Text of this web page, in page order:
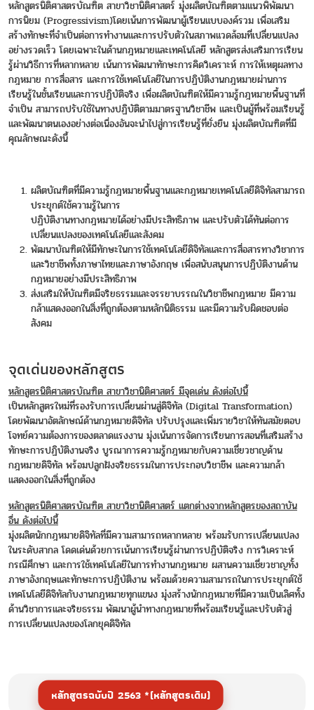
หลักสูตรนิติศาสตรบัณฑิต สาขาวิชานิติศาสตร์ มุ่งผลิตบัณฑิตตามแนวพิพัฒนา
การนิยม (Progressivism)โดยเน้นการพัฒนาผู้เรียนแบบองค์รวม เพื่อเสริม
สร้างทักษะที่จําเป็นต่อการทํางานและการปรับตัวในสภาพแวดล้อมที่เปลี่ยนแปลง
อย่างรวดเร็ว โดยเฉพาะในด้านกฎหมายและเทคโนโลยี หลักสูตรส่งเสริมการเรียน
รู้ผ่านวิธีการที่หลากหลาย เน้นการพัฒนาทักษะการคิดวิเคราะห์ การให้เหตุผลทาง
กฎหมาย การสื่อสาร และการใช้เทคโนโลยีในการปฏิบัติงานกฎหมายผ่านการ
เรียนรู้ในชั้นเรียนและการปฏิบัติจริง เพื่อผลิตบัณฑิตให้มีความรู้กฎหมายพื้นฐานที่
จําเป็น สามารถปรับใช้ในทางปฏิบัติตามมาตรฐานวิชาชีพ และเป็นผู้ที่พร้อมเรียนรู้
และพัฒนาตนเองอย่างต่อเนื่องอันจะนําไปสู่การเรียนรู้ที่ยั่งยืน มุ่งผลิตบัณฑิตที่มี
คุณลักษณะดังนี้
ผลิตบัณฑิตที่มีความรู้กฎหมายพื้นฐานและกฎหมายเทคโนโลยีดิจิทัลสามารถ
ประยุกต์ใช้ความรู้ในการ
ปฏิบัติงานทางกฎหมายได้อย่างมีประสิทธิภาพ และปรับตัวได้ทันต่อการ
เปลี่ยนแปลงของเทคโนโลยีและสังคม
พัฒนาบัณฑิตให้มีทักษะในการใช้เทคโนโลยีดิจิทัลและการสื่อสารทางวิชาการ
และวิชาชีพทั้งภาษาไทยและภาษาอังกฤษ เพื่อสนับสนุนการปฏิบัติงานด้าน
กฎหมายอย่างมีประสิทธิภาพ
ส่งเสริมให้บัณฑิตมีจริยธรรมและจรรยาบรรณในวิชาชีพกฎหมาย มีความ
กล้าแสดงออกในสิ่งที่ถูกต้องตามหลักนิติธรรม และมีความรับผิดชอบต่อ
สังคม
จุดเด่นของหลักสูตร
หลักสูตรนิติศาสตรบัณฑิต สาขาวิชานิติศาสตร์ มีจุดเด่น ดังต่อไปนี้
เป็นหลักสูตรใหม่ที่รองรับการเปลี่ยนผ่านสู่ดิจิทัล (Digital Transformation)
โดยพัฒนาอัตลักษณ์ด้านกฎหมายดิจิทัล ปรับปรุงและเพิ่มรายวิชาให้ทันสมัยตอบ
โจทย์ความต้องการของตลาดแรงงาน มุ่งเน้นการจัดการเรียนการสอนที่เสริมสร้าง
ทักษะการปฏิบัติงานจริง บูรณาการความรู้กฎหมายกับความเชี่ยวชาญด้าน
กฎหมายดิจิทัล พร้อมปลูกฝังจริยธรรมในการประกอบวิชาชีพ และความกล้า
แสดงออกในสิ่งที่ถูกต้อง
หลักสูตรนิติศาสตรบัณฑิต สาขาวิชานิติศาสตร์ แตกต่างจากหลักสูตรของสถาบัน
อื่น ดังต่อไปนี้
มุ่งผลิตนักกฎหมายดิจิทัลที่มีความสามารถหลากหลาย พร้อมรับการเปลี่ยนแปลง
ในระดับสากล โดดเด่นด้วยการเน้นการเรียนรู้ผ่านการปฏิบัติจริง การวิเคราะห์
กรณีศึกษา และการใช้เทคโนโลยีในการทำงานกฎหมาย ผสานความเชี่ยวชาญทั้ง
ภาษาอังกฤษและทักษะการปฏิบัติงาน พร้อมด้วยความสามารถในการประยุกต์ใช้
เทคโนโลยีดิจิทัลกับงานกฎหมายทุกแขนง มุ่งสร้างนักกฎหมายที่มีความเป็นเลิศทั้ง
ด้านวิชาการและจริยธรรม พัฒนาผู้นำทางกฎหมายที่พร้อมเรียนรู้และปรับตัวสู่
การเปลี่ยนแปลงของโลกยุคดิจิทัล
หลักสูตรฉบับปี 2563 *(หลักสูตรเดิม)